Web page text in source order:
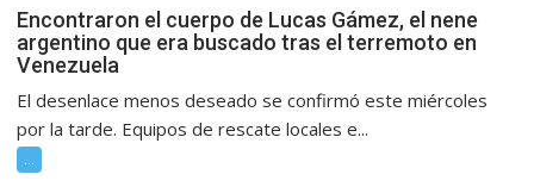
Encontraron el cuerpo de Lucas Gámez, el nene
argentino que era buscado tras el terremoto en
Venezuela
El desenlace menos deseado se confirmó este miércoles
por la tarde. Equipos de rescate locales e...